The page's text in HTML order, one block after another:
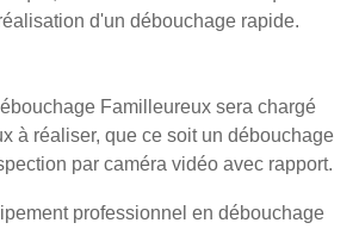
d'un débouchage rapide.
Familleureux sera chargé
à réaliser, que ce soit un débouchage
par caméra vidéo avec rapport.
professionnel en débouchage